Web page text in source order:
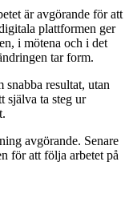
är avgörande för att
plattformen ger
i mötena och i det
tar form.
resultat, utan
själva ta steg ur
avgörande. Senare
för att följa arbetet på